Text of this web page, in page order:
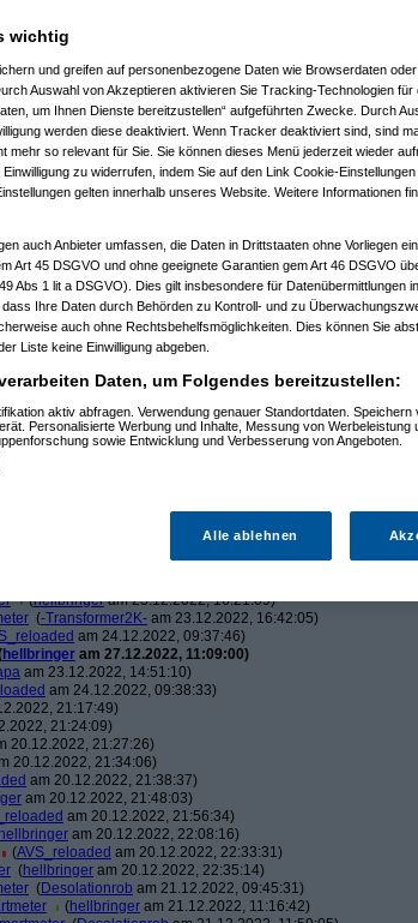
leere Sitze? Einfach
es mir was bringen
und Tiefkühler sind
20:11:49)
20:19:51)
20:45:41)
21:05:18)
20.12.2022, 21:19:58)
am 20.12.2022, 21:37:23)
am 20.12.2022, 21:56:07)
am 20.12.2022, 22:16:31)
12:22:08)
am 23.12.2022, 14:48:43)
am 24.12.2022, 09:38:11)
am 23.12.2022, 15:34:47)
(hellbringeram 23.12.2022, 16:21:09)
(-Transformer2K- am 23.12.2022, 16:42:05)
am 24.12.2022, 09:37:46)
hellbringer am 27.12.2022, 11:09:00)
am 23.12.2022, 14:51:10)
am 24.12.2022, 09:38:33)
21:17:49)
21:24:09)
20.12.2022, 21:27:26)
20.12.2022, 21:34:06)
am 20.12.2022, 21:38:37)
am 20.12.2022, 21:48:03)
am 20.12.2022, 21:56:34)
hellbringer am 20.12.2022, 22:08:16)
(AVS_reloaded am 20.12.2022, 22:33:31)
(hellbringer am 20.12.2022, 22:35:14)
(Desolationrob am 21.12.2022, 09:45:31)
(hellbringer am 21.12.2022, 11:16:42)
wichtig
und greifen auf personenbezogene Daten wie Browserdaten
Auswahl von Akzeptieren aktivieren Sie Tracking-Technologien für
um Ihnen Dienste bereitzustellen“ aufgeführten Zwecke. Durch
werden diese deaktiviert. Wenn Tracker deaktiviert sind, sind
mehr so relevant für Sie. Sie können dieses Menü jederzeit wieder
zu widerrufen, indem Sie auf den Link Cookie-
gelten innerhalb unseres Website. Weitere Informationen
auch Anbieter umfassen, die Daten in Drittstaaten ohne Vorliegen
Art 45 DSGVO und ohne geeignete Garantien gem Art 46 DSGVO
Abs 1 lit a DSGVO). Dies gilt insbesondere für Datenübermittlungen
Ihre Daten durch Behörden zu Kontroll- und zu
auch ohne Rechtsbehelfsmöglichkeiten. Dies können Sie
Liste keine Einwilligung abgeben.
Daten, um Folgendes bereitzustellen:
aktiv abfragen. Verwendung genauer Standortdaten. Speichern
Personalisierte Werbung und Inhalte, Messung von Werbeleistung
sowie Entwicklung und Verbesserung von Angeboten.
Alle ablehnen